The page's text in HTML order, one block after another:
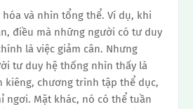
và nhìn tổng thể. Ví dụ, khi
điều mà những người có tư duy
là việc giảm cân. Nhưng
tư duy hệ thống nhìn thấy là
kiêng, chương trình tập thể dục,
ngơi. Mặt khác, nó có thể tuần